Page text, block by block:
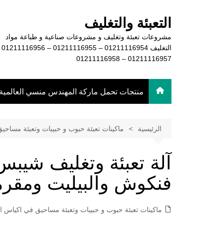
التعبئة والتغليف
مشروعات تعبئة وتغليف و مشروعات صناعية و طباعة مواد
01211116957 – 01211116958
منتجات تحمل ماركة المهندس منسي العالمية
الرئيسية ماكينات تعبئة حبوب و حبيبات وتعبئة
آلة تعبئة وتغليف
فنكوش والبيليت
ماكينات تعبئة حبوب و حبيبات وتعبئة مساحيق في اكياس